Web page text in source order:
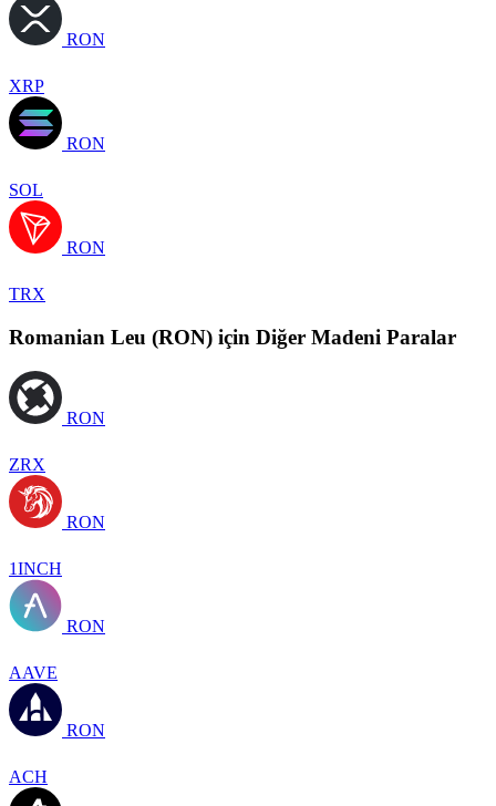
RON
XRP
RON
SOL
RON
TRX
Romanian Leu (RON) için Diğer Madeni Paralar
RON
ZRX
RON
1INCH
RON
AAVE
RON
ACH